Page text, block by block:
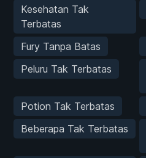
Kesehatan Tak
Terbatas
Fury Tanpa Batas
Peluru Tak Terbatas
Potion Tak Terbatas
Beberapa Tak Terbatas